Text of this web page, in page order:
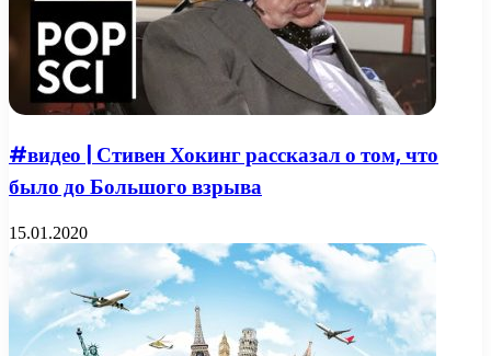
#видео | Стивен Хокинг рассказал о том, что
было до Большого взрыва
15.01.2020